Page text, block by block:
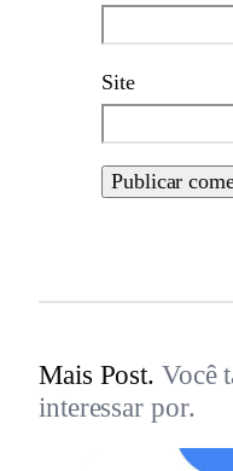
Site
Mais Post. Você
interessar por.